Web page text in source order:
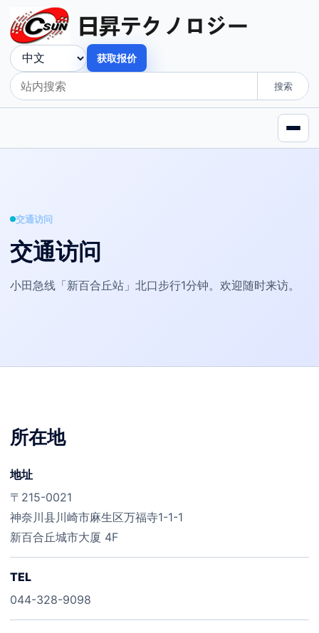
搜索
获取报价
交通访问
交通访问
小田急线「新百合丘站」北口步行1分钟。欢迎随时来访。
所在地
地址
〒215-0021
神奈川县川崎市麻生区万福寺1-1-1
新百合丘城市大厦 4F
TEL
044-328-9098